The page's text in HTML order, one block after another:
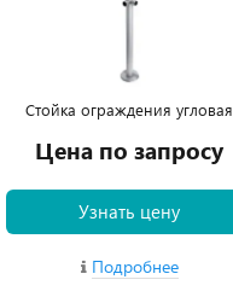
Стойка ограждения угловая
Цена по запросу
Узнать цену
Подробнее